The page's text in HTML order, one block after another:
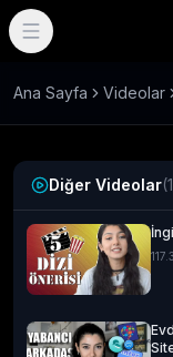
Ana Sayfa Videolar
Diğer Videolar(